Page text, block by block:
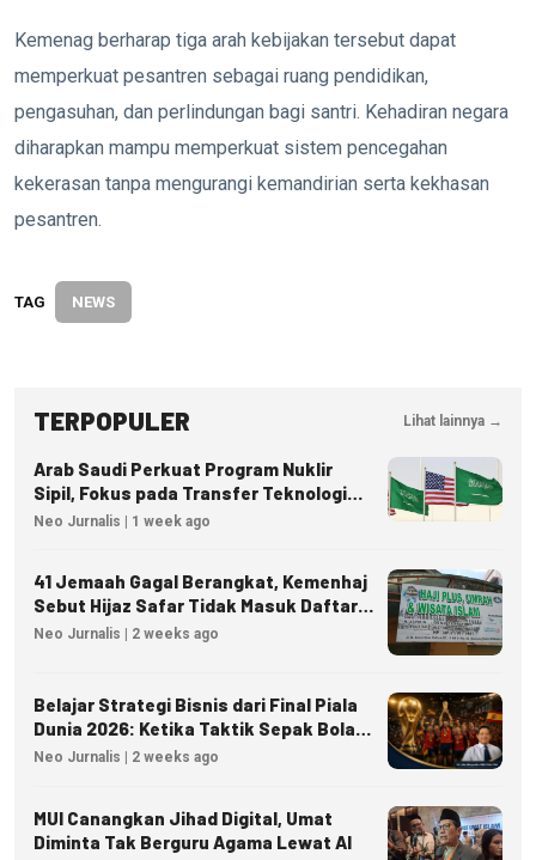
Kemenag berharap tiga arah kebijakan tersebut dapat
memperkuat pesantren sebagai ruang pendidikan,
pengasuhan, dan perlindungan bagi santri. Kehadiran negara
diharapkan mampu memperkuat sistem pencegahan
kekerasan tanpa mengurangi kemandirian serta kekhasan
pesantren.
TAG NEWS
TERPOPULER Lihat lainnya →
Arab Saudi Perkuat Program Nuklir
Sipil, Fokus pada Transfer Teknologi
dan Kedaulatan Energi
Neo Jurnalis | 1 week ago
41 Jemaah Gagal Berangkat, Kemenhaj
Sebut Hijaz Safar Tidak Masuk Daftar
Resmi PPIU
Neo Jurnalis | 2 weeks ago
Belajar Strategi Bisnis dari Final Piala
Dunia 2026: Ketika Taktik Sepak Bola
Menjadi Inspirasi Kesuksesan Bisnis
Neo Jurnalis | 2 weeks ago
MUI Canangkan Jihad Digital, Umat
Diminta Tak Berguru Agama Lewat AI